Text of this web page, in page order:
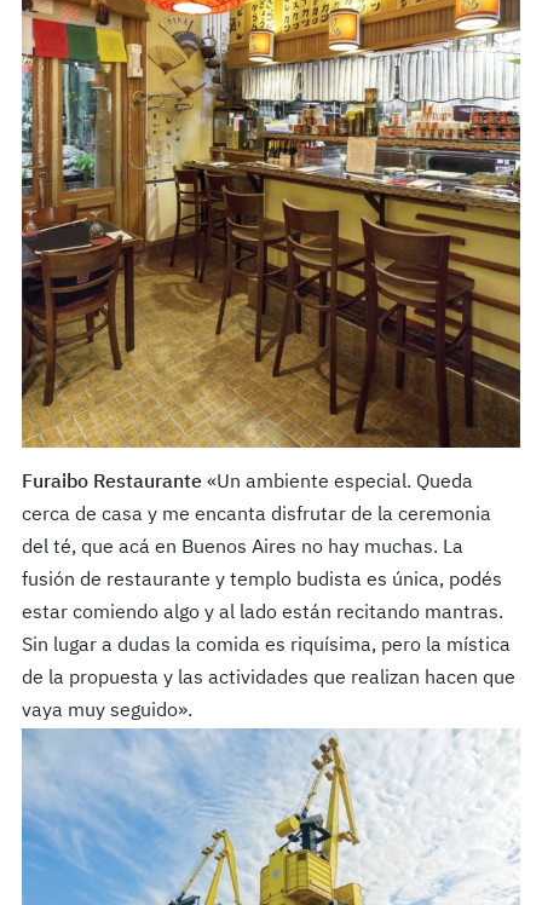
Furaibo Restaurante«Un ambiente especial. Queda
cerca de casa y me encanta disfrutar de la ceremonia
del té, que acá en Buenos Aires no hay muchas. La
fusión de restaurante y templo budista es única, podés
estar comiendo algo y al lado están recitando mantras.
Sin lugar a dudas la comida es riquísima, pero la mística
de la propuesta y las actividades que realizan hacen que
vaya muy seguido».